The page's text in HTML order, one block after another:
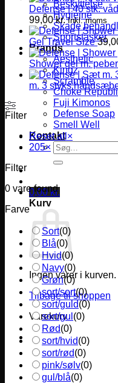
Beskyttelse
Hygiejne
Skade
Sportstasker
Brands
Aesthetic
Kingz
Scramble
Choke
Fuji Kimonos
Defense Soap
Smell Well
Kontakt
Søg
efter:
0,00 kr.
Kurv
Ingen varer i kurven.
Tilbage til shoppen
Varekurv
Defense | 40 stk.
99,00kr. Inkl. moms
Gel Travel Size
Shower gel m.
m. 3 styks
Filter
Reset all ×
205×
Filter
0 vare found
Farve
Sort(0)
Blå(0)
Hvid(0)
Navy(0)
Grøn(0)
sort/sort(0)
sort/guld(0)
sort/gul (0)
Rød(0)
sort/hvid(0)
sort/rød(0)
pink/sølv(0)
gul/blå(0)